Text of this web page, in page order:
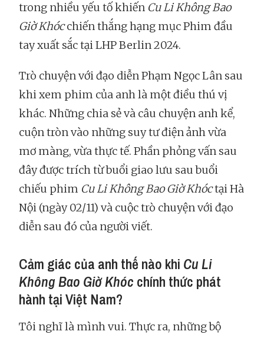
trong nhiều yếu tố khiến Cu Li Không Bao
Giờ Khócchiến thắng hạng mục Phim đầu
tay xuất sắc tại LHP Berlin 2024.
Trò chuyện với đạo diễn Phạm Ngọc Lân sau
khi xem phim của anh là một điều thú vị
khác. Những chia sẻ và câu chuyện anh kể,
cuộn tròn vào những suy tư điện ảnh vừa
mơ màng, vừa thực tế. Phần phỏng vấn sau
đây được trích từ buổi giao lưu sau buổi
chiếu phim Cu Li Không Bao Giờ Khóctại Hà
Nội (ngày 02/11) và cuộc trò chuyện với đạo
diễn sau đó của người viết.
Cảm giác của anh thế nào khi Cu Li
Không Bao Giờ Khóc chính thức phát
hành tại Việt Nam?
Tôi nghĩ là mình vui. Thực ra, những bộ